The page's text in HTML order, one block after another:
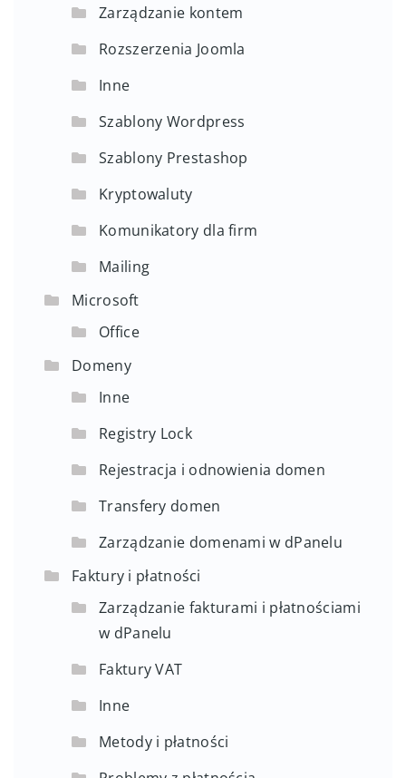
Zarządzanie kontem
Rozszerzenia Joomla
Inne
Szablony Wordpress
Szablony Prestashop
Kryptowaluty
Komunikatory dla firm
Mailing
Microsoft
Office
Domeny
Inne
Registry Lock
Rejestracja i odnowienia domen
Transfery domen
Zarządzanie domenami w dPanelu
Faktury i płatności
Zarządzanie fakturami i płatnościami
w dPanelu
Faktury VAT
Inne
Metody i płatności